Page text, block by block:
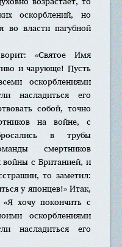
оскорблений, но
во власти пагубной
«Святое Имя
и чарующе! Пусть
оскорблениями
насладиться его
собой, точно
на войне, с
в трубы
смертников
с Британией, и
то заметил:
у японцев!» Итак,
хочу покончить с
оскорблениями
насладиться его